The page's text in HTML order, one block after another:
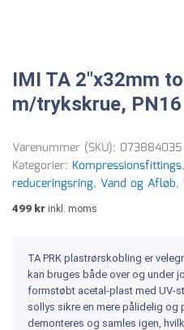
IMI TA 2″x32mm
m/trykskrue, PN16
Varenummer (SKU): 073884035
Kategorier: Kompressionsfittings,
reduceringsring, Vand og Afløb,
499 kr inkl. moms
TA PRK plastrørskobling er
kan bruges både over og under
formstøbt acetal-plast med UV-
sollys sikre en mere pålidelig og
demonteres og samles igen,